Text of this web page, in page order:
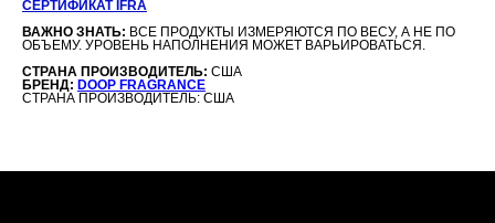
СЕРТИФИКАТ IFRA
ВАЖНО ЗНАТЬ: ВСЕ ПРОДУКТЫ ИЗМЕРЯЮТСЯ ПО ВЕСУ, А НЕ ПО
ОБЪЕМУ. УРОВЕНЬ НАПОЛНЕНИЯ МОЖЕТ ВАРЬИРОВАТЬСЯ.
СТРАНА ПРОИЗВОДИТЕЛЬ: США
БРЕНД: DOOP FRAGRANCE
СТРАНА ПРОИЗВОДИТЕЛЬ: США